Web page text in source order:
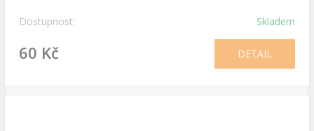
Dostupnost: Skladem
60 Kč DETAIL